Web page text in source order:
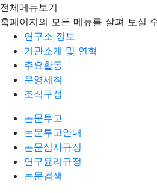
전체메뉴보기
홈페이지의 모든 메뉴를 살펴 보실
연구소 정보
기관소개 및 연혁
주요활동
운영세칙
조직구성
논문투고
논문투고안내
논문심사규정
연구윤리규정
논문검색